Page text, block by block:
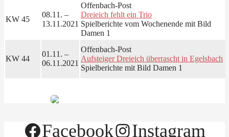
KW 45
08.11. –
13.11.2021
Offenbach-Post
Dreieich fehlt ein Trio
Spielberichte vom Wochenende mit Bild
Damen 1
KW 44
01.11. –
06.11.2021
Offenbach-Post
Aufsteiger Dreieich überrascht in Egelsbach
Spielberichte mit Bild Damen 1
Facebook Instagram